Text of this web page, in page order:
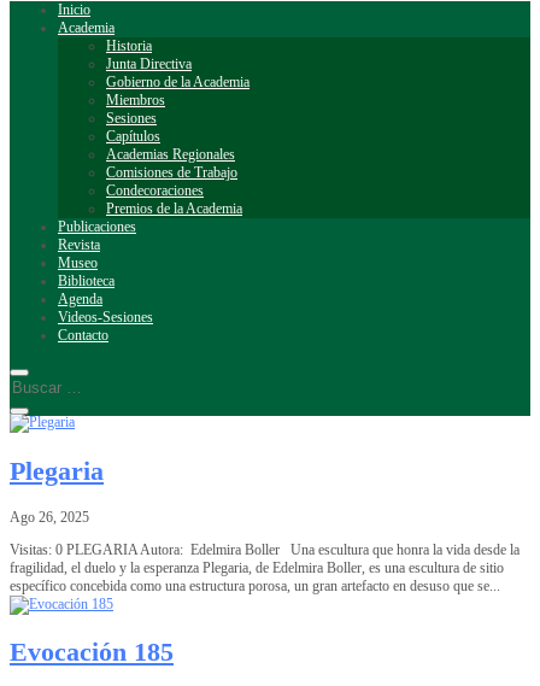
Inicio
Academia
Historia
Junta Directiva
Gobierno de la Academia
Miembros
Sesiones
Capítulos
Academias Regionales
Comisiones de Trabajo
Condecoraciones
Premios de la Academia
Publicaciones
Revista
Museo
Biblioteca
Agenda
Videos-Sesiones
Contacto
Plegaria
Ago 26, 2025
Visitas: 0 PLEGARIA Autora: Edelmira Boller Una escultura que honra la vida desde la
fragilidad, el duelo y la esperanza Plegaria, de Edelmira Boller, es una escultura de sitio
específico concebida como una estructura porosa, un gran artefacto en desuso que se...
Evocación 185